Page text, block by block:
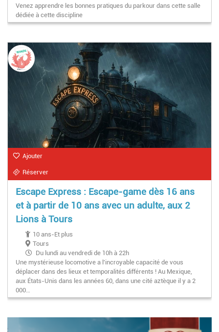
Venez apprendre les bonnes pratiques du parkour dans cette salle
dédiée à cette discipline
Ajouter
Réserver
Escape Express : Escape-game dès 16 ans
et à partir de 10 ans avec un adulte, aux 2
Lions à Tours
10 ans-Et plus
Tours
Du lundi au vendredi de 10h à 22h
Samedi : de 10h à minuit
Dimanche : de 10h à 18h
Une mystérieuse locomotive a l'incroyable capacité de vous
déplacer dans des lieux et temporalités différents ! Au Mexique,
aux États-Unis dans les années 60, dans une cité aztèque il y a 2
000…